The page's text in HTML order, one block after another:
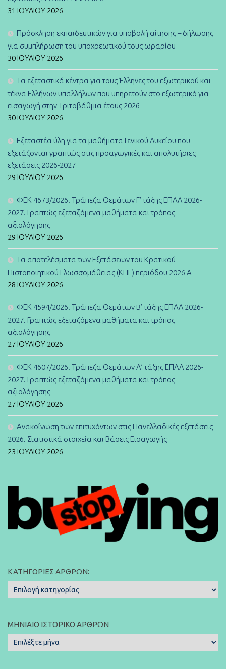
31 ΙΟΥΛΊΟΥ 2026
Πρόσκληση εκπαιδευτικών για υποβολή αίτησης – δήλωσης
για συμπλήρωση του υποχρεωτικού τους ωραρίου
30 ΙΟΥΛΊΟΥ 2026
Τα εξεταστικά κέντρα για τους Έλληνες του εξωτερικού και
τέκνα Ελλήνων υπαλλήλων που υπηρετούν στο εξωτερικό για
εισαγωγή στην Τριτοβάθμια έτους 2026
30 ΙΟΥΛΊΟΥ 2026
Εξεταστέα ύλη για τα μαθήματα Γενικού Λυκείου που
εξετάζονται γραπτώς στις προαγωγικές και απολυτήριες
εξετάσεις 2026-2027
29 ΙΟΥΛΊΟΥ 2026
ΦΕΚ 4673/2026. Τράπεζα Θεμάτων Γ’ τάξης ΕΠΑΛ 2026-
2027. Γραπτώς εξεταζόμενα μαθήματα και τρόπος
αξιολόγησης
29 ΙΟΥΛΊΟΥ 2026
Τα αποτελέσματα των Εξετάσεων του Κρατικού
Πιστοποιητικού Γλωσσομάθειας (ΚΠΓ) περιόδου 2026 Α
28 ΙΟΥΛΊΟΥ 2026
ΦΕΚ 4594/2026. Τράπεζα Θεμάτων B’ τάξης ΕΠΑΛ 2026-
2027. Γραπτώς εξεταζόμενα μαθήματα και τρόπος
αξιολόγησης
27 ΙΟΥΛΊΟΥ 2026
ΦΕΚ 4607/2026. Τράπεζα Θεμάτων Α’ τάξης ΕΠΑΛ 2026-
2027. Γραπτώς εξεταζόμενα μαθήματα και τρόπος
αξιολόγησης
27 ΙΟΥΛΊΟΥ 2026
Ανακοίνωση των επιτυχόντων στις Πανελλαδικές εξετάσεις
2026. Στατιστικά στοιχεία και Βάσεις Εισαγωγής
23 ΙΟΥΛΊΟΥ 2026
ΚΑΤΗΓΟΡΊΕΣ ΆΡΘΡΩΝ:
Κατηγορίες
Άρθρων:
ΜΗΝΙΑΊΟ ΙΣΤΟΡΙΚΌ ΆΡΘΡΩΝ
Μηνιαίο
Ιστορικό